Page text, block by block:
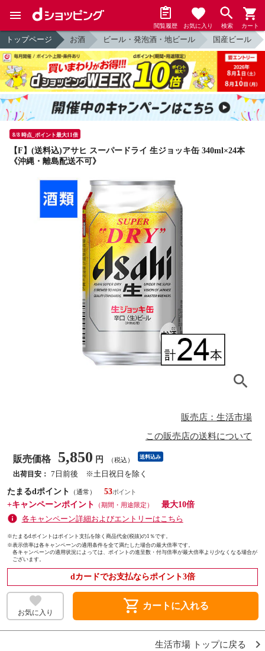
閲覧履歴 お気に入り 検索 カート
トップページ お酒 ビール・発泡酒・地ビール 国産ビール
8/8 時点_ポイント最大11倍
【F】(送料込)アサヒ スーパードライ 生ジョッキ缶 340ml×24本
《沖縄・離島配送不可》
販売店：生活市場
この販売店の送料について
販売価格 5,850 円 （税込） 送料込み
出荷目安： 7日前後 ※土日祝日を除く
たまるdポイント
（通常）
53
+キャンペーンポイント
（期間・用途限定）
最大10倍
各キャンペーン詳細およびエントリーはこちら
※たまるdポイントはポイント支払を除く商品代金(税抜)の1％です。
※表示倍率は各キャンペーンの適用条件を全て満たした場合の最大倍率です。
各キャンペーンの適用状況によっては、ポイントの進呈数・付与倍率が最大倍率より少なくなる場合が
ございます。
dカードでお支払ならポイント3倍
お気に入り shopping_cart カートに入れる
生活市場 トップに戻る